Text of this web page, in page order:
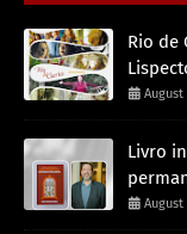
Rio de
August
Livro
August